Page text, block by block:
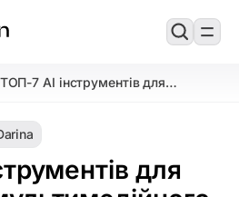
ТОП-7 AI інструментів для
контенту
для